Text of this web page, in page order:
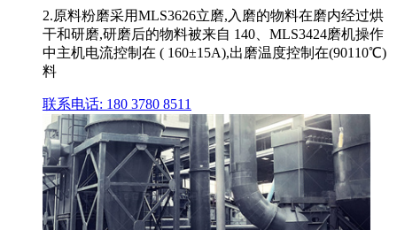
2.原料粉磨采用MLS3626立磨,入磨的物料在磨内经过烘
干和研磨,研磨后的物料被来自 140、MLS3424磨机操作
中主机电流控制在 ( 160±15A),出磨温度控制在(90110℃)
料
联系电话: 180 3780 8511